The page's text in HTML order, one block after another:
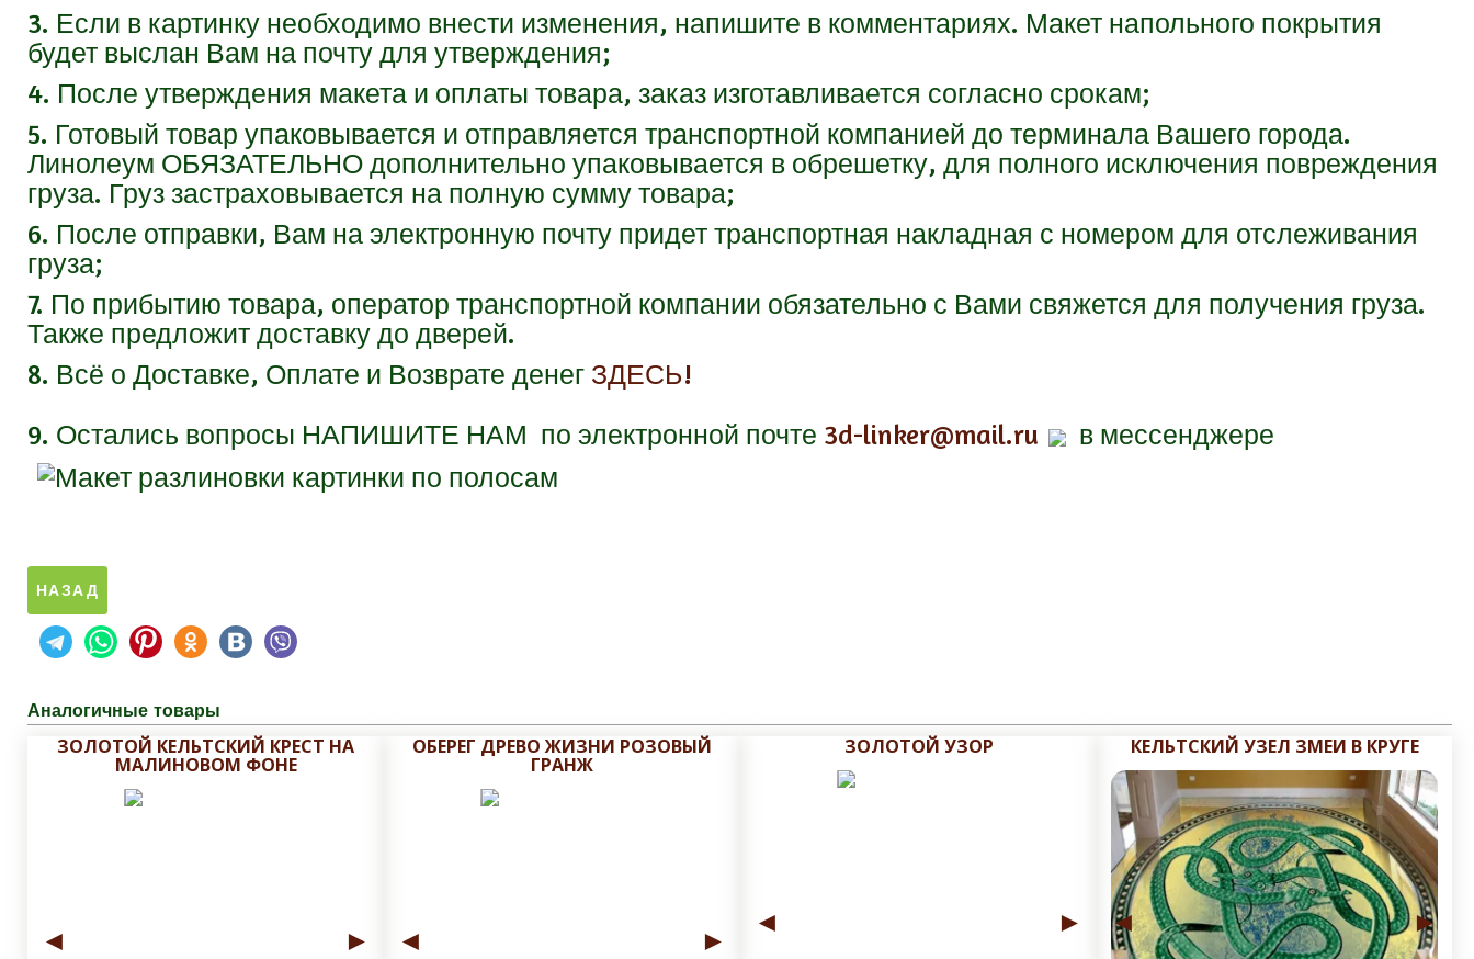
3. Если в картинку необходимо внести изменения, напишите в комментариях. Макет напольного покрытия
будет выслан Вам на почту для утверждения;
4. После утверждения макета и оплаты товара, заказ изготавливается согласно срокам;
5. Готовый товар упаковывается и отправляется транспортной компанией до терминала Вашего города.
Линолеум ОБЯЗАТЕЛЬНО дополнительно упаковывается в обрешетку, для полного исключения повреждения
груза. Груз застраховывается на полную сумму товара;
6. После отправки, Вам на электронную почту придет транспортная накладная с номером для отслеживания
груза;
7. По прибытию товара, оператор транспортной компании обязательно с Вами свяжется для получения груза.
Также предложит доставку до дверей.
8. Всё о Доставке, Оплате и Возврате денег ЗДЕСЬ!
9. Остались вопросы НАПИШИТЕ НАМ по электронной почте 3d-linker@mail.ru в мессенджере
Аналогичные товары
ЗОЛОТОЙ КЕЛЬТСКИЙ КРЕСТ НА
МАЛИНОВОМ ФОНЕ
◄ ►
ОБЕРЕГ ДРЕВО ЖИЗНИ РОЗОВЫЙ
ГРАНЖ
◄ ►
ЗОЛОТОЙ УЗОР
◄ ►
КЕЛЬТСКИЙ УЗЕЛ ЗМЕИ В КРУГЕ
◄ ►